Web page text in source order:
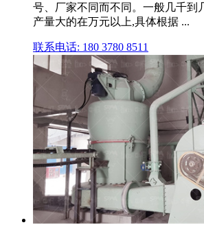
号、厂家不同而不同。一般几千到
产量大的在万元以上,具体根据 ...
联系电话: 180 3780 8511